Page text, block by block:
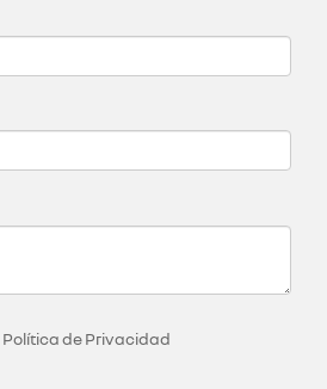
Política de Privacidad